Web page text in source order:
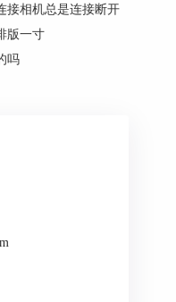
尤其现在的证件照种类特
证照之星所具有的“背景处
接相机总是连接断开
版一寸
吗